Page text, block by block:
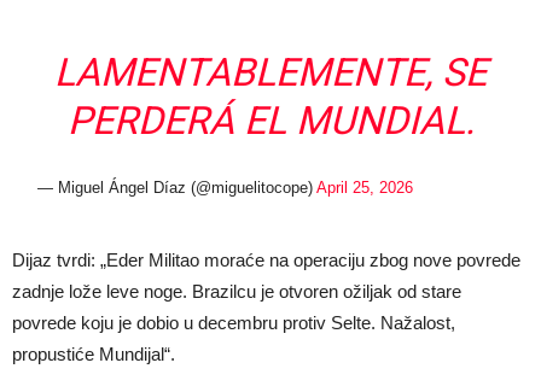
LAMENTABLEMENTE, SE
PERDERÁ EL MUNDIAL.
— Miguel Ángel Díaz (@miguelitocope)April 25, 2026
Dijaz tvrdi: „Eder Militao moraće na operaciju zbog nove povrede
zadnje lože leve noge. Brazilcu je otvoren ožiljak od stare
povrede koju je dobio u decembru protiv Selte. Nažalost,
propustiće Mundijal“.